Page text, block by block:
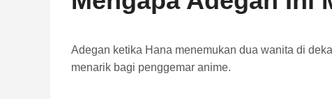
Adegan ketika Hana menemukan dua wanita di
menarik bagi penggemar anime.